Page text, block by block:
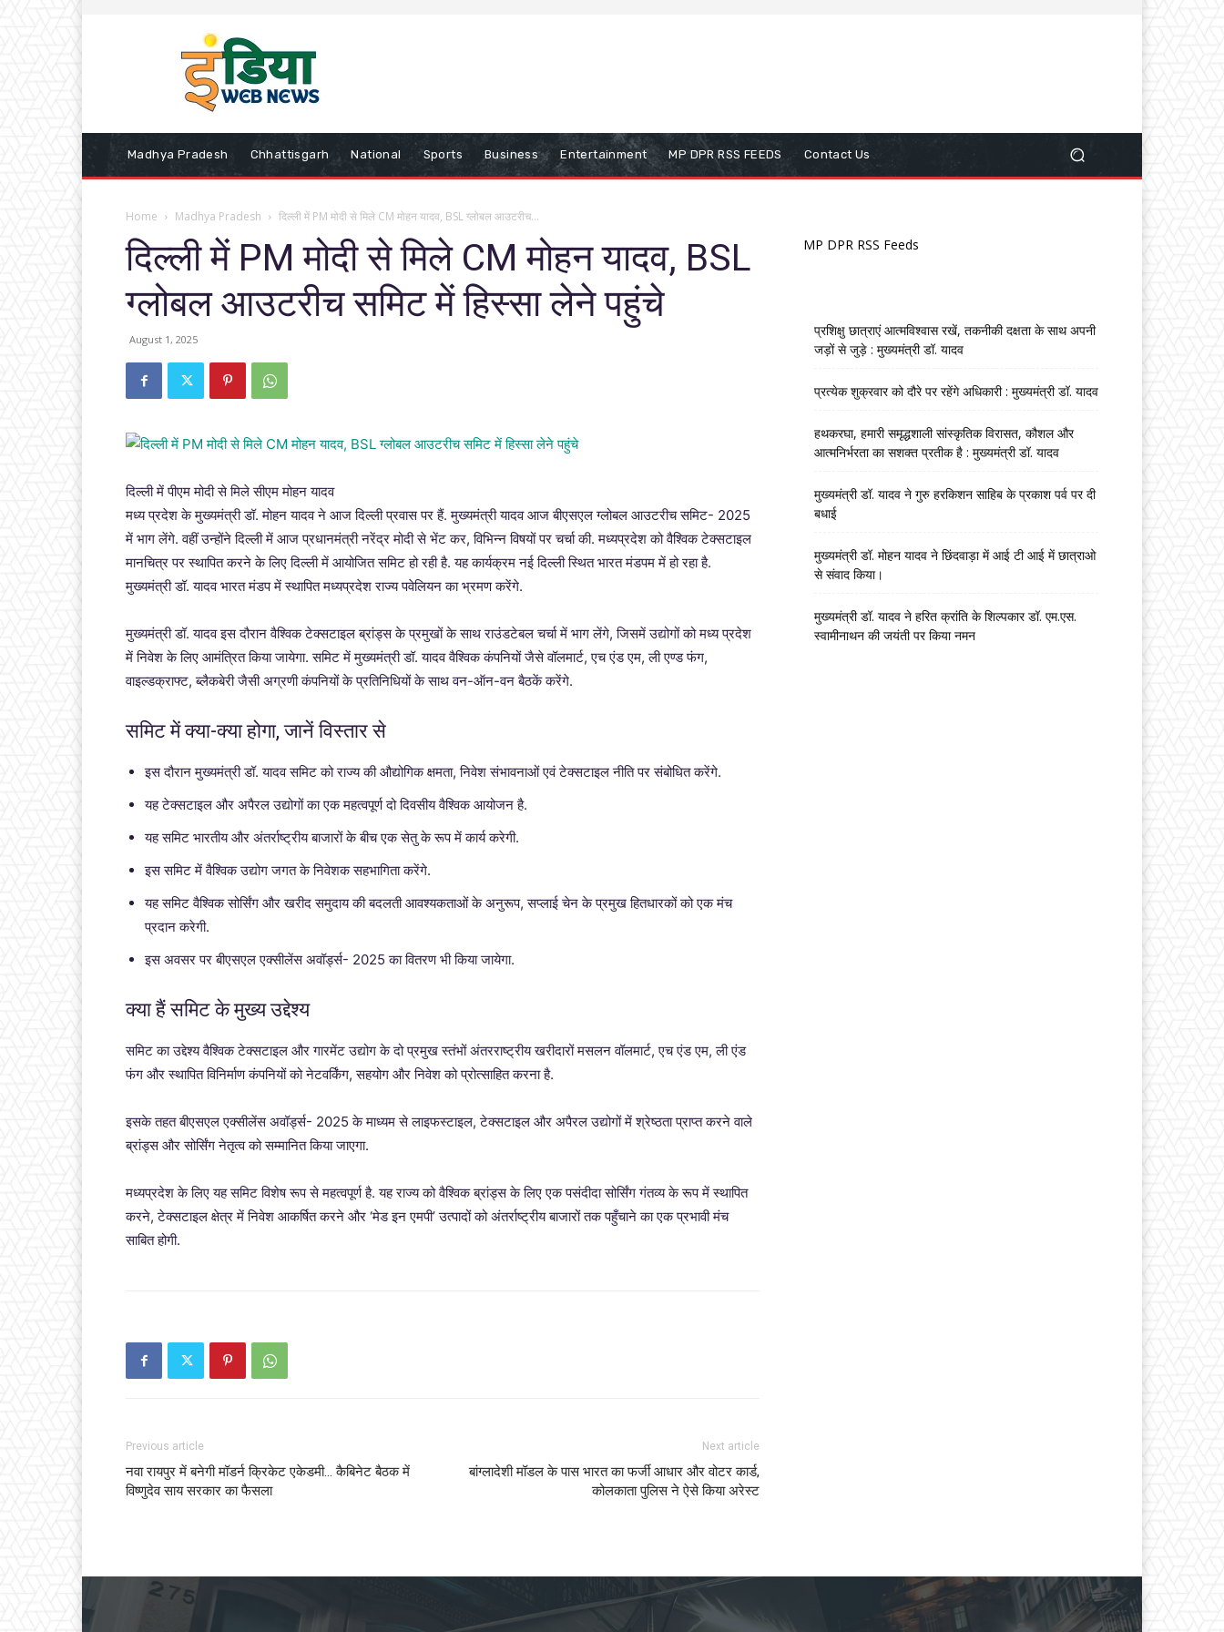
Madhya Pradesh Chhattisgarh National Sports Business Entertainment MP DPR RSS FEEDS Contact Us
Home Madhya Pradesh दिल्ली में PM मोदी से मिले CM मोहन यादव, BSL ग्लोबल आउटरीच...
दिल्ली में PM मोदी से मिले CM मोहन यादव, BSL
ग्लोबल आउटरीच समिट में हिस्सा लेने पहुंचे
August 1, 2025
दिल्ली में पीएम मोदी से मिले सीएम मोहन यादव
मध्य प्रदेश के मुख्यमंत्री डॉ. मोहन यादव ने आज दिल्ली प्रवास पर हैं. मुख्यमंत्री यादव आज बीएसएल ग्लोबल आउटरीच समिट- 2025
में भाग लेंगे. वहीं उन्होंने दिल्ली में आज प्रधानमंत्री नरेंद्र मोदी से भेंट कर, विभिन्न विषयों पर चर्चा की. मध्यप्रदेश को वैश्विक टेक्सटाइल
मानचित्र पर स्थापित करने के लिए दिल्ली में आयोजित समिट हो रही है. यह कार्यक्रम नई दिल्ली स्थित भारत मंडपम में हो रहा है.
मुख्यमंत्री डॉ. यादव भारत मंडप में स्थापित मध्यप्रदेश राज्य पवेलियन का भ्रमण करेंगे.
मुख्यमंत्री डॉ. यादव इस दौरान वैश्विक टेक्सटाइल ब्रांड्स के प्रमुखों के साथ राउंडटेबल चर्चा में भाग लेंगे, जिसमें उद्योगों को मध्य प्रदेश
में निवेश के लिए आमंत्रित किया जायेगा. समिट में मुख्यमंत्री डॉ. यादव वैश्विक कंपनियों जैसे वॉलमार्ट, एच एंड एम, ली एण्ड फंग,
वाइल्डक्राफ्ट, ब्लैकबेरी जैसी अग्रणी कंपनियों के प्रतिनिधियों के साथ वन-ऑन-वन बैठकें करेंगे.
समिट में क्या-क्या होगा, जानें विस्तार से
इस दौरान मुख्यमंत्री डॉ. यादव समिट को राज्य की औद्योगिक क्षमता, निवेश संभावनाओं एवं टेक्सटाइल नीति पर संबोधित करेंगे.
यह टेक्सटाइल और अपैरल उद्योगों का एक महत्वपूर्ण दो दिवसीय वैश्विक आयोजन है.
यह समिट भारतीय और अंतर्राष्ट्रीय बाजारों के बीच एक सेतु के रूप में कार्य करेगी.
इस समिट में वैश्विक उद्योग जगत के निवेशक सहभागिता करेंगे.
यह समिट वैश्विक सोर्सिंग और खरीद समुदाय की बदलती आवश्यकताओं के अनुरूप, सप्लाई चेन के प्रमुख हितधारकों को एक मंच
प्रदान करेगी.
इस अवसर पर बीएसएल एक्सीलेंस अवॉर्ड्स- 2025 का वितरण भी किया जायेगा.
क्या हैं समिट के मुख्य उद्देश्य
समिट का उद्देश्य वैश्विक टेक्सटाइल और गारमेंट उद्योग के दो प्रमुख स्तंभों अंतरराष्ट्रीय खरीदारों मसलन वॉलमार्ट, एच एंड एम, ली एंड
फंग और स्थापित विनिर्माण कंपनियों को नेटवर्किंग, सहयोग और निवेश को प्रोत्साहित करना है.
इसके तहत बीएसएल एक्सीलेंस अवॉर्ड्स- 2025 के माध्यम से लाइफस्टाइल, टेक्सटाइल और अपैरल उद्योगों में श्रेष्ठता प्राप्त करने वाले
ब्रांड्स और सोर्सिंग नेतृत्व को सम्मानित किया जाएगा.
मध्यप्रदेश के लिए यह समिट विशेष रूप से महत्वपूर्ण है. यह राज्य को वैश्विक ब्रांड्स के लिए एक पसंदीदा सोर्सिंग गंतव्य के रूप में स्थापित
करने, टेक्सटाइल क्षेत्र में निवेश आकर्षित करने और ‘मेड इन एमपी’ उत्पादों को अंतर्राष्ट्रीय बाजारों तक पहुँचाने का एक प्रभावी मंच
साबित होगी.
Previous article
नवा रायपुर में बनेगी मॉडर्न क्रिकेट एकेडमी… कैबिनेट बैठक में
विष्णुदेव साय सरकार का फैसला
Next article
बांग्लादेशी मॉडल के पास भारत का फर्जी आधार और वोटर कार्ड,
कोलकाता पुलिस ने ऐसे किया अरेस्ट
MP DPR RSS Feeds
प्रशिक्षु छात्राएं आत्मविश्वास रखें, तकनीकी दक्षता के साथ अपनी
जड़ों से जुड़े : मुख्यमंत्री डॉ. यादव
प्रत्येक शुक्रवार को दौरे पर रहेंगे अधिकारी : मुख्यमंत्री डॉ. यादव
हथकरघा, हमारी समृद्धशाली सांस्कृतिक विरासत, कौशल और
आत्मनिर्भरता का सशक्त प्रतीक है : मुख्यमंत्री डॉ. यादव
मुख्यमंत्री डॉ. यादव ने गुरु हरकिशन साहिब के प्रकाश पर्व पर दी
बधाई
मुख्यमंत्री डॉ. मोहन यादव ने छिंदवाड़ा में आई टी आई में छात्राओ
से संवाद किया।
मुख्यमंत्री डॉ. यादव ने हरित क्रांति के शिल्पकार डॉ. एम.एस.
स्वामीनाथन की जयंती पर किया नमन